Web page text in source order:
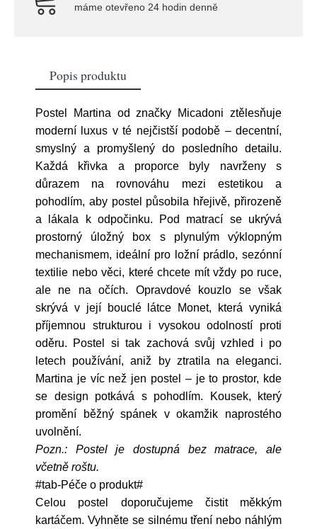
máme otevřeno 24 hodin denně
Popis produktu
Postel Martina od značky Micadoni ztělesňuje
moderní luxus v té nejčistší podobě – decentní,
smyslný a promyšlený do posledního detailu.
Každá křivka a proporce byly navrženy s
důrazem na rovnováhu mezi estetikou a
pohodlím, aby postel působila hřejivě, přirozeně
a lákala k odpočinku. Pod matrací se ukrývá
prostorný úložný box s plynulým výklopným
mechanismem, ideální pro ložní prádlo, sezónní
textilie nebo věci, které chcete mít vždy po ruce,
ale ne na očích. Opravdové kouzlo se však
skrývá v její bouclé látce Monet, která vyniká
příjemnou strukturou i vysokou odolností proti
oděru. Postel si tak zachová svůj vzhled i po
letech používání, aniž by ztratila na eleganci.
Martina je víc než jen postel – je to prostor, kde
se design potkává s pohodlím. Kousek, který
promění běžný spánek v okamžik naprostého
uvolnění.
Pozn.: Postel je dostupná bez matrace, ale
včetně roštu.
#tab-Péče o produkt#
Celou postel doporučujeme čistit měkkým
kartáčem. Vyhněte se silnému tření nebo náhlým